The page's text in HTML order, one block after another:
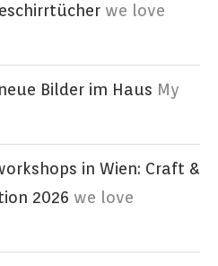
we love
Bilder im Haus My
in Wien: Craft &
2026 we love